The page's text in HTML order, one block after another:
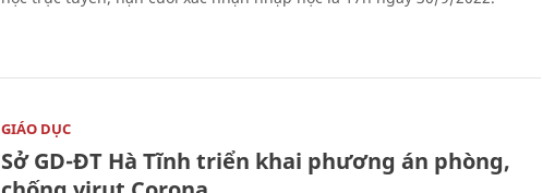
GIÁO DỤC
Sở GD-ĐT Hà Tĩnh triển khai phương án phòng,